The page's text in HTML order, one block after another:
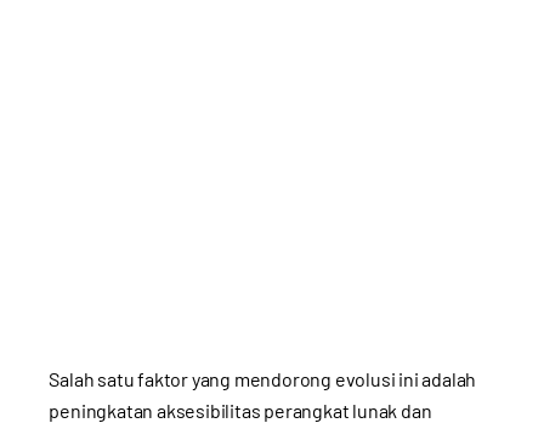
Salah satu faktor yang mendorong evolusi ini adalah
peningkatan aksesibilitas perangkat lunak dan